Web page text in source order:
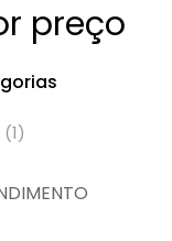
preço
(1)